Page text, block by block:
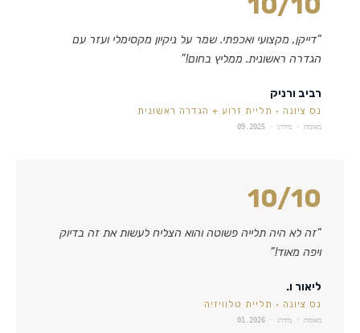
“דייקן, מקצועי ואכפתי. שמר על ניקיון מקסימלי ועזר עם
הגדרה ראשונית. ממליץ בחום!”
רביב ורניק
נס ציונה · תליית זרוע + הגדרה ראשונית
מאומת · מידרג · 09.2025
10/10
“זה לא היה תלייה פשוטה והוא הצליח לעשות את זה בדיוק
ויפה מאוד!”
ליאור ו.
נס ציונה · תליית טלוויזיה
מאומת · מידרג · 01.2026